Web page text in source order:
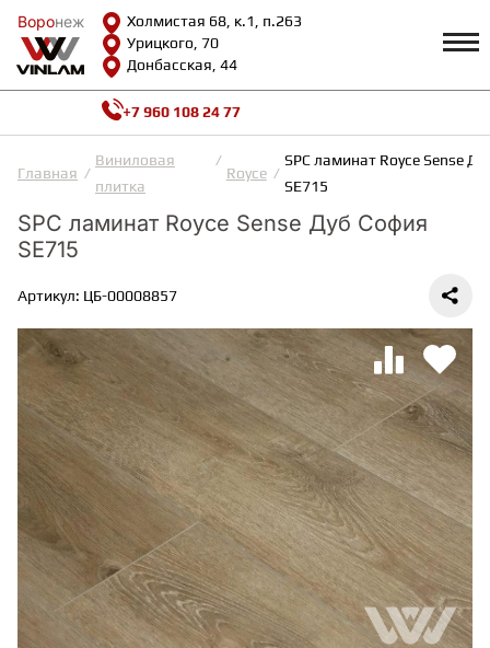
Воронеж
Холмистая 68, к.1, п.263
Урицкого, 70
Донбасская, 44
Воронеж
КАТАЛОГ Профиль
Возврат и гарантии
Сотрудничество
Видеообзоры
Как выбрать
Калькулятор
О нас
Контакты
ВИНИЛОВАЯ ПЛИТКА
ЛАМИНАТ
ИНЖЕНЕРНАЯ ДОСКА
ПАРКЕТНАЯ ДОСКА
ТЕРРАСНАЯ ДОСКА
КОВРОВАЯ ПЛИТКА
+7 960 108 24 77
Главная
Виниловая
плитка
Royce
SPC ламинат Royce Sense
SE715
SPC ламинат Royce Sense Дуб София
SE715
Артикул: ЦБ-00008857